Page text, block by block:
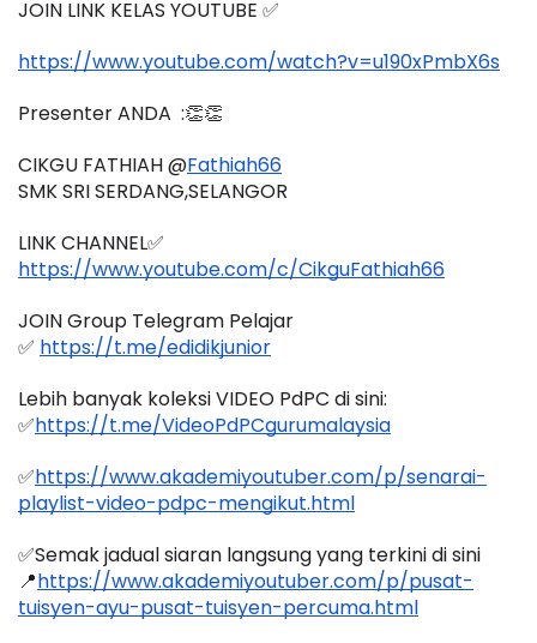
JOIN LINK KELAS YOUTUBE ✅
https://www.youtube.com/watch?v=u190xPmbX6s
Presenter ANDA  :👏👏
CIKGU FATHIAH @Fathiah66
SMK SRI SERDANG,SELANGOR
LINK CHANNEL✅
https://www.youtube.com/c/CikguFathiah66
JOIN Group Telegram Pelajar
✅ https://t.me/edidikjunior
Lebih banyak koleksi VIDEO PdPC di sini:
✅https://t.me/VideoPdPCgurumalaysia
✅https://www.akademiyoutuber.com/p/senarai-
playlist-video-pdpc-mengikut.html
✅Semak jadual siaran langsung yang terkini di sini
📍https://www.akademiyoutuber.com/p/pusat-
tuisyen-ayu-pusat-tuisyen-percuma.html